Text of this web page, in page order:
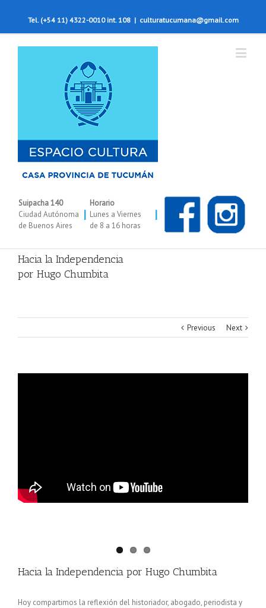
Tel. (+54 11) 4322-0010 int. 108 | culturatucumana@gmail.com
Suipacha 140
Ciudad Autónoma
de Buenos Aires
|
Horario
Lunes a Viernes
de 8 a 16 horas
|
Hacia la Independencia
por Hugo Chumbita
Previous Next
Hacia la Independencia por Hugo Chumbita
Hoy compartimos la reflexión del historiador, abogado, periodista y